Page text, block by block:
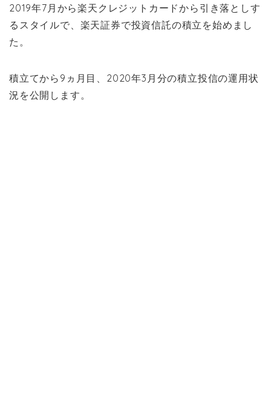
2019年7月から楽天クレジットカードから引き落としす
るスタイルで、楽天証券で投資信託の積立を始めまし
た。
積立てから9ヵ月目、2020年3月分の積立投信の運用状
況を公開します。